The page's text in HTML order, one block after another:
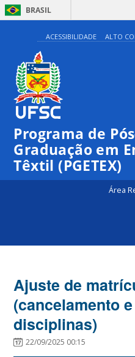
BRASIL
ACESSIBILIDADE ALTO
Programa de
Graduação em
Têxtil (PGETEX)
Área
Ajuste de
(cancelamento
disciplinas)
22/09/2025 00:15